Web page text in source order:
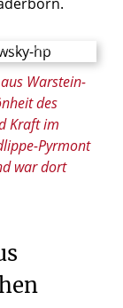
/ Erzbistum Paderborn
Warstein-
des
Kraft im
Pyrmont
war dort